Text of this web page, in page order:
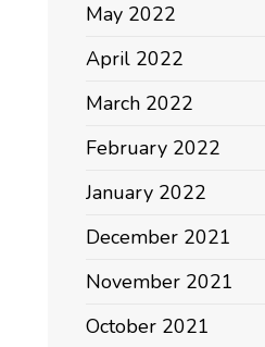
May 2022
April 2022
March 2022
February 2022
January 2022
December 2021
November 2021
October 2021